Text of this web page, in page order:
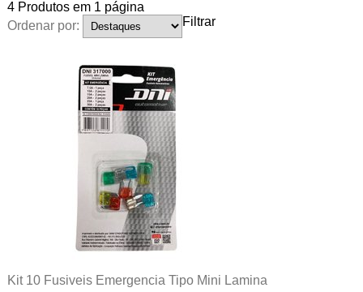
4 Produtos em 1 página
Ordenar por:
Filtrar
Kit 10 Fusiveis Emergencia Tipo Mini Lamina